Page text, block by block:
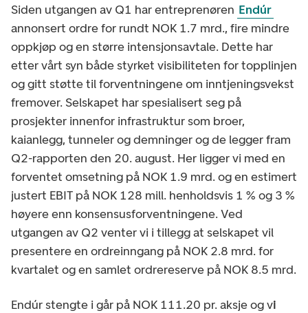
Siden utgangen av Q1 har entreprenøren Endúr
annonsert ordre for rundt NOK 1.7 mrd., fire mindre
oppkjøp og en større intensjonsavtale. Dette har
etter vårt syn både styrket visibiliteten for topplinjen
og gitt støtte til forventningene om inntjeningsvekst
fremover. Selskapet har spesialisert seg på
prosjekter innenfor infrastruktur som broer,
kaianlegg, tunneler og demninger og de legger fram
Q2-rapporten den 20. august. Her ligger vi med en
forventet omsetning på NOK 1.9 mrd. og en estimert
justert EBIT på NOK 128 mill. henholdsvis 1 % og 3 %
høyere enn konsensusforventningene. Ved
utgangen av Q2 venter vi i tillegg at selskapet vil
presentere en ordreinngang på NOK 2.8 mrd. for
kvartalet og en samlet ordrereserve på NOK 8.5 mrd.
Endúr stengte i går på NOK 111.20 pr. aksje og vi